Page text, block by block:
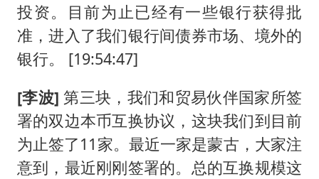
投资。目前为止已经有一些银行获得批
准，进入了我们银行间债券市场、境外的
银行。 [19:54:47]
[李波] 第三块，我们和贸易伙伴国家所签
署的双边本币互换协议，这块我们到目前
为止签了11家。最近一家是蒙古，大家注
意到，最近刚刚签署的。总的互换规模这